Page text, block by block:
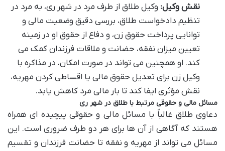
نقش وکیل: وکیل طلاق از طرف مرد در شهر ری، به مرد در
تنظیم دادخواست طلاق، بررسی دقیق وضعیت مالی و
توانایی پرداخت حقوق زن، و دفاع از حقوق او در زمینه
تعیین میزان نفقه، حضانت و ملاقات فرزندان کمک می
کند. او همچنین می تواند در صورت امکان، در مذاکره با
وکیل زن برای تعدیل حقوق مالی یا اقساطی کردن مهریه،
نقش مؤثری ایفا کند تا بار مالی مرد کاهش یابد.
مسائل مالی و حقوقی مرتبط با طلاق در شهر ری
دعاوی طلاق غالباً با مسائل مالی و حقوقی پیچیده ای همراه
هستند که آگاهی از آن ها برای هر دو طرف ضروری است. این
مسائل می تواند از مهریه و نفقه تا حضانت فرزندان و تقسیم